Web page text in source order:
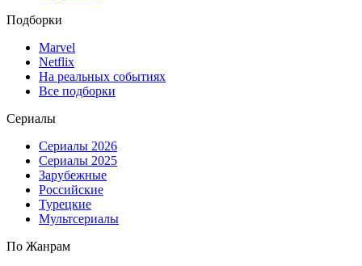
Подборки
Marvel
Netflix
На реальных событиях
Все подборки
Сериалы
Сериалы 2026
Сериалы 2025
Зарубежные
Российские
Турецкие
Мультсериалы
По Жанрам